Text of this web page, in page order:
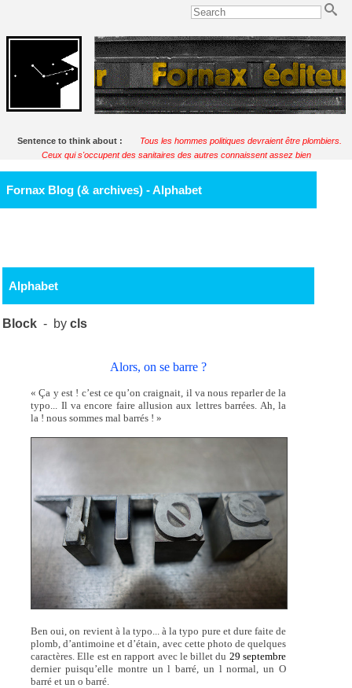
Sentence to think about :
Tous les hommes politiques devraient être plombiers.
Ceux qui s'occupent des sanitaires des autres connaissent assez bien
Fornax Blog (& archives) - Alphabet
Alphabet
Block - bycls
Alors, on se barre ?
« Ça y est ! c’est ce qu’on craignait, il va nous reparler de la
typo... Il va encore faire allusion aux lettres barrées. Ah, la
la ! nous sommes mal barrés ! »
Ben oui, on revient à la typo... à la typo pure et dure faite de
plomb, d’antimoine et d’étain, avec cette photo de quelques
caractères. Elle est en rapport avec le billet du 29 septembre
dernier puisqu’elle montre un l barré, un l normal, un O
barré et un o barré.